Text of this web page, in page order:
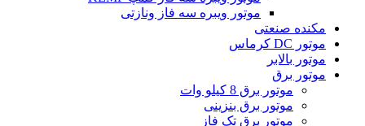
موتور ویبره سه فاز ونازتی
مکنده صنعتی
موتور DC کرماس
موتور بالابر
موتور برق
موتور برق 8 کیلو وات
موتور برق بنزینی
موتور برق تک فاز